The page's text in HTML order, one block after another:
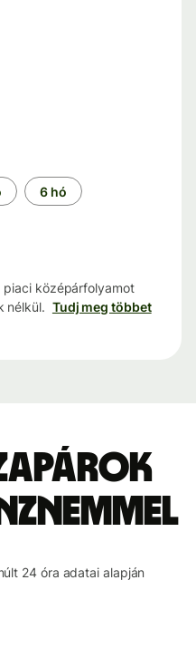
6 hó
piaci középárfolyamot
nélkül. Tudj meg többet
24 óra adatai alapján